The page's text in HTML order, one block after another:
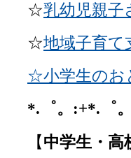
☆乳幼児親子
☆地域子育て
☆小学生のお
*.゜。:+*.゜
【 中学生・高